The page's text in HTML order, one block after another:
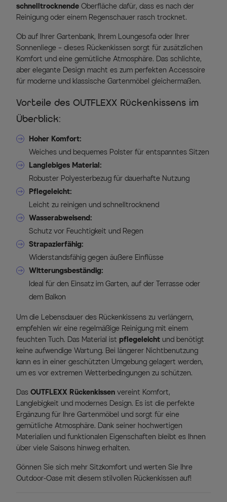
schnelltrocknende Oberfläche dafür, dass es nach der
Reinigung oder einem Regenschauer rasch trocknet.
Ob auf Ihrer Gartenbank, Ihrem Loungesofa oder Ihrer
Sonnenliege – dieses Rückenkissen sorgt für zusätzlichen
Komfort und eine gemütliche Atmosphäre. Das schlichte,
aber elegante Design macht es zum perfekten Accessoire
für moderne und klassische Gartenmöbel gleichermaßen.
Vorteile des OUTFLEXX Rückenkissens im
Überblick:
Hoher Komfort:
Weiches und bequemes Polster für entspanntes Sitzen
Langlebiges Material:
Robuster Polyesterbezug für dauerhafte Nutzung
Pflegeleicht:
Leicht zu reinigen und schnelltrocknend
Wasserabweisend:
Schutz vor Feuchtigkeit und Regen
Strapazierfähig:
Widerstandsfähig gegen äußere Einflüsse
Witterungsbeständig:
Ideal für den Einsatz im Garten, auf der Terrasse oder
dem Balkon
Um die Lebensdauer des Rückenkissens zu verlängern,
empfehlen wir eine regelmäßige Reinigung mit einem
feuchten Tuch. Das Material ist pflegeleicht und benötigt
keine aufwendige Wartung. Bei längerer Nichtbenutzung
kann es in einer geschützten Umgebung gelagert werden,
um es vor extremen Wetterbedingungen zu schützen.
Das OUTFLEXX Rückenkissen vereint Komfort,
Langlebigkeit und modernes Design. Es ist die perfekte
Ergänzung für Ihre Gartenmöbel und sorgt für eine
gemütliche Atmosphäre. Dank seiner hochwertigen
Materialien und funktionalen Eigenschaften bleibt es Ihnen
über viele Saisons hinweg erhalten.
Gönnen Sie sich mehr Sitzkomfort und werten Sie Ihre
Outdoor-Oase mit diesem stilvollen Rückenkissen auf!